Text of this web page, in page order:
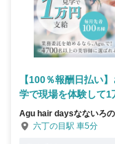
【100％報酬日払い
学で現場を体験して1
Agu hair daysなないろ
六丁の目駅 車5分